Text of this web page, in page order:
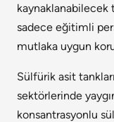
sadece eğitimli
mutlaka uygun
Sülfürik asit
sektörlerinde
konsantrasyonlu